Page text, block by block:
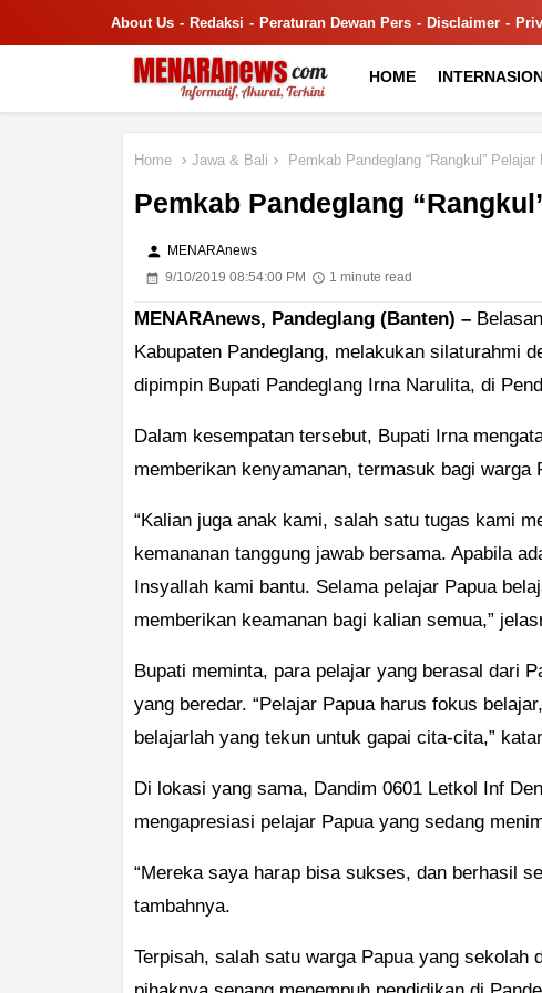
About Us Redaksi Peraturan Dewan Pers Disclaimer
HOME
Home Jawa & Bali Pemkab Pandeglang “Rangkul” Pelajar
Pemkab Pandeglang
person MENARAnews
9/10/2019 08:54:00 PM
1 minute read
MENARAnews, Pandeglang (Banten) –
Kabupaten Pandeglang, melakukan silaturahmi
dipimpin Bupati Pandeglang Irna Narulita, di
Dalam kesempatan tersebut, Bupati Irna
memberikan kenyamanan, termasuk bagi warga
“Kalian juga anak kami, salah satu tugas kami
kemananan tanggung jawab bersama. Apabila
Insyallah kami bantu. Selama pelajar Papua
memberikan keamanan bagi kalian semua,”
Bupati meminta, para pelajar yang berasal dari
yang beredar. “Pelajar Papua harus fokus
belajarlah yang tekun untuk gapai cita-cita,”
Di lokasi yang sama, Dandim 0601 Letkol Inf
mengapresiasi pelajar Papua yang sedang
“Mereka saya harap bisa sukses, dan berhasil
tambahnya.
Terpisah, salah satu warga Papua yang sekolah